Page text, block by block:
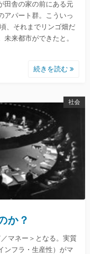
田舎の家の前にある元
アパート群。こういっ
、それまでリンゴ畑だ
来都市ができたと。
続きを読む
社会
か？
マネー＞となる。実質
ンフラ・生産性）がマ